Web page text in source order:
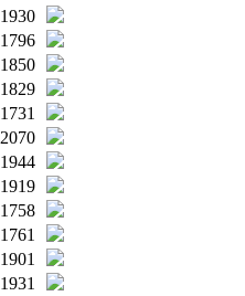
1930
1796
1850
1829
1731
2070
1944
1919
1758
1761
1901
1931